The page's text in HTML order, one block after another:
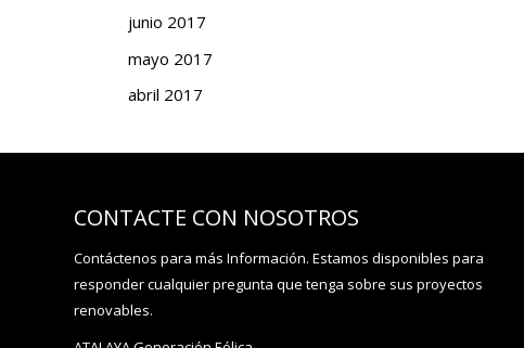
junio 2017
mayo 2017
abril 2017
CONTACTE CON NOSOTROS
Contáctenos para más Información. Estamos disponibles para
responder cualquier pregunta que tenga sobre sus proyectos
renovables.